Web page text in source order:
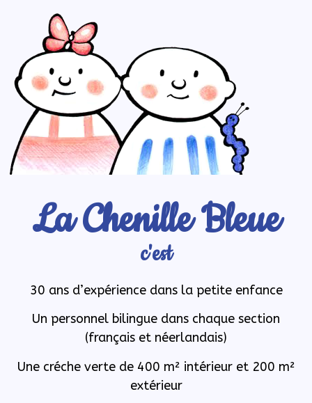
La Chenille Bleue
c'est
30 ans d’expérience dans la petite enfance
Un personnel bilingue dans chaque section
(français et néerlandais)
Une créche verte de 400 m² intérieur et 200 m²
extérieur